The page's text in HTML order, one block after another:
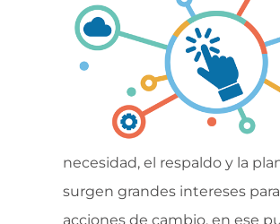
necesidad, el respaldo y la
surgen grandes intereses
acciones de cambio, en ese